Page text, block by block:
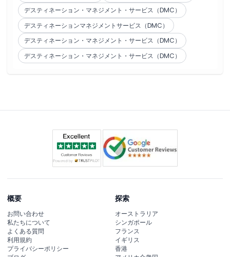
デスティネーション・マネジメント・サービス（DMC）
デスティネーションマネジメントサービス（DMC）
デスティネーション・マネジメント・サービス（DMC）
デスティネーション・マネジメント・サービス（DMC）
概要
お問い合わせ
私たちについて
よくある質問
利用規約
プライバシーポリシー
探索
オーストラリア
シンガポール
フランス
イギリス
香港